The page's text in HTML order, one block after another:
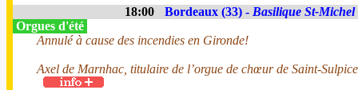
18:00 Bordeaux (33) - Basilique St-Michel
Orgues d'été
Annulé à cause des incendies en Gironde!
Axel de Marnhac, titulaire de l’orgue de chœur de Saint-